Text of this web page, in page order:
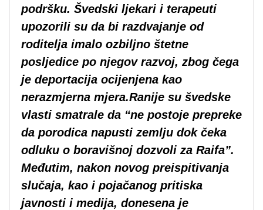
podršku. Švedski ljekari i terapeuti
upozorili su da bi razdvajanje od
roditelja imalo ozbiljno štetne
posljedice po njegov razvoj, zbog čega
je deportacija ocijenjena kao
nerazmjerna mjera.Ranije su švedske
vlasti smatrale da “ne postoje prepreke
da porodica napusti zemlju dok čeka
odluku o boravišnoj dozvoli za Raifa”.
Međutim, nakon novog preispitivanja
slučaja, kao i pojačanog pritiska
javnosti i medija, donesena je